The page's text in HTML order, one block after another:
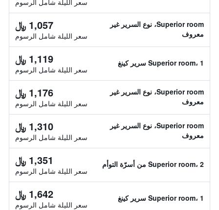
سعر الليلة شامل الرسوم
Superior room، نوع السرير غير
معروف
1,057 ﷼
سعر الليلة شامل الرسوم
Superior room، 1 سرير كينغ 1,119 ﷼
سعر الليلة شامل الرسوم
Superior room، نوع السرير غير
معروف
1,176 ﷼
سعر الليلة شامل الرسوم
Superior room، نوع السرير غير
معروف
1,310 ﷼
سعر الليلة شامل الرسوم
Superior room، 2 من أسرّة التوأم 1,351 ﷼
سعر الليلة شامل الرسوم
Superior room، 1 سرير كينغ 1,642 ﷼
سعر الليلة شامل الرسوم